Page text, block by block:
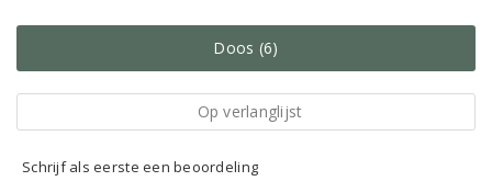
Doos (6)
Op verlanglijst
Schrijf als eerste een beoordeling